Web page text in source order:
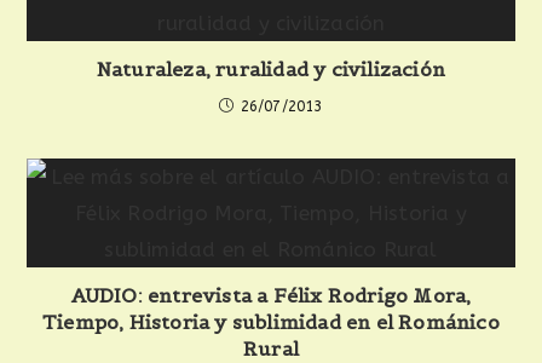
Naturaleza, ruralidad y civilización
26/07/2013
AUDIO: entrevista a Félix Rodrigo Mora,
Tiempo, Historia y sublimidad en el Románico
Rural